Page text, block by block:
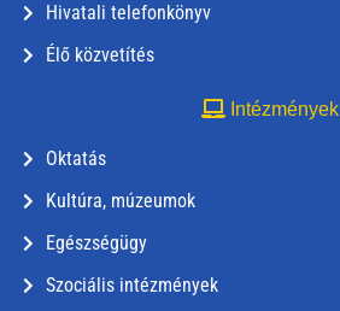
Hivatali telefonkönyv
Élő közvetítés
Intézmények
Oktatás
Kultúra, múzeumok
Egészségügy
Szociális intézmények